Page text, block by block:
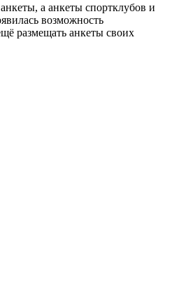
а анкеты спортклубов и
возможность
размещать анкеты своих